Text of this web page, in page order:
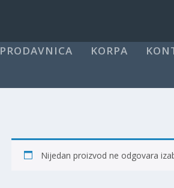
PRODAVNICA KORPA
Nijedan proizvod ne odgovara